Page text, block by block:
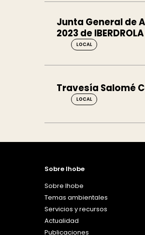
Junta General de
2023 de IBERDROLA
LOCAL
Travesía Salomé
LOCAL
Sobre Ihobe
Sobre Ihobe
Temas ambientales
Servicios y recursos
Actualidad
Publicaciones